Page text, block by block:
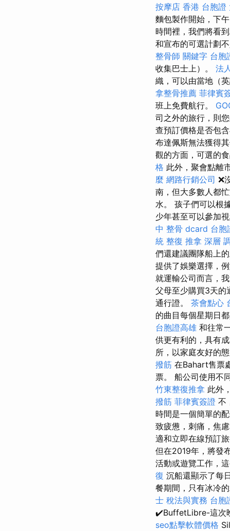
按摩店 香港 台胞證
麵包製作開始，下
時間裡，我們將看
和宣布的可選計劃
整骨師 關鍵字 台胞
收集巴士上）。 法
織，可以由當地（
拿整骨推薦 菲律賓
班上免費航行。
司之外的旅行，則
查預訂價格是否包
布達佩斯無法獲得
觀的方面，可選的
格 此外，聚會點離
麼 網路行銷公司 ❌
南，但大多數人都
水。 孩子們可以根
少年甚至可以參加
中 整骨 dcard 台胞
統 整復 推拿 深層
們還建議團隊船上
提供了娛樂選擇，
就運輸公司而言，
父母至少購買3天
通行證。 茶會點心
的曲目每個星期日
台胞證高雄 和往常
供更有利的，具有
所，以家庭友好的
撥筋 在Bahart售票
票。 船公司使用不
竹東整復推拿 此外
撥筋 菲律賓簽證 不
時間是一個簡單的
致疲憊，刺痛，焦
適和立即在線預訂旅
但在2019年，將發
活動或遊覽工作，
復 沉船還顯示了每
餐期間，只有冰冷
士 稅法與實務 台胞
✔️BuffetLibre-這次
seo點擊軟體價格